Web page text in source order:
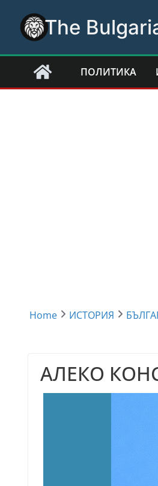
content
The
ПОЛИТИКА
Home ИСТОРИЯ
АЛЕКО